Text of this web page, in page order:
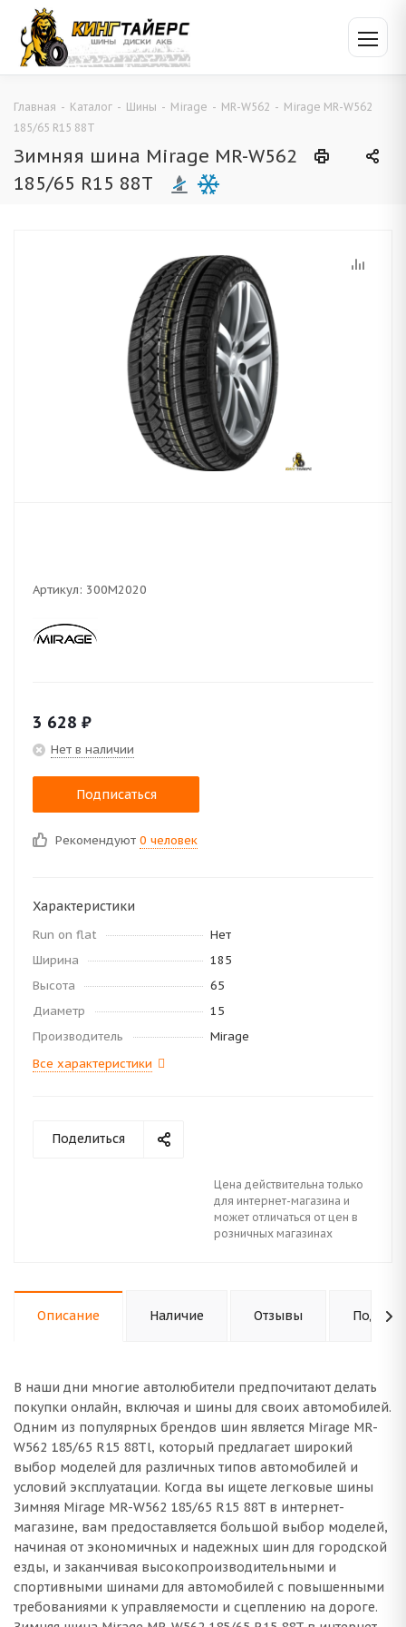
Главная - Каталог - Шины - Mirage - MR-W562 - Mirage MR-W562
185/65 R15 88T
Зимняя шина Mirage MR-W562
185/65 R15 88T
Артикул: 300M2020
3 628 ₽
Нет в наличии
Подписаться
Рекомендуют 0 человек
Характеристики
Run on flat
Нет
Ширина
185
Высота
65
Диаметр
15
Производитель
Mirage
Все характеристики
Поделиться
Цена действительна только
для интернет-магазина и
может отличаться от цен в
розничных магазинах
Описание Наличие Отзывы
В наши дни многие автолюбители предпочитают делать
покупки онлайн, включая и шины для своих автомобилей.
Одним из популярных брендов шин является Mirage MR-
W562 185/65 R15 88Tl, который предлагает широкий
выбор моделей для различных типов автомобилей и
условий эксплуатации. Когда вы ищете легковые шины
Зимняя Mirage MR-W562 185/65 R15 88T в интернет-
магазине, вам предоставляется большой выбор моделей,
начиная от экономичных и надежных шин для городской
езды, и заканчивая высокопроизводительными и
спортивными шинами для автомобилей с повышенными
требованиями к управляемости и сцеплению на дороге.